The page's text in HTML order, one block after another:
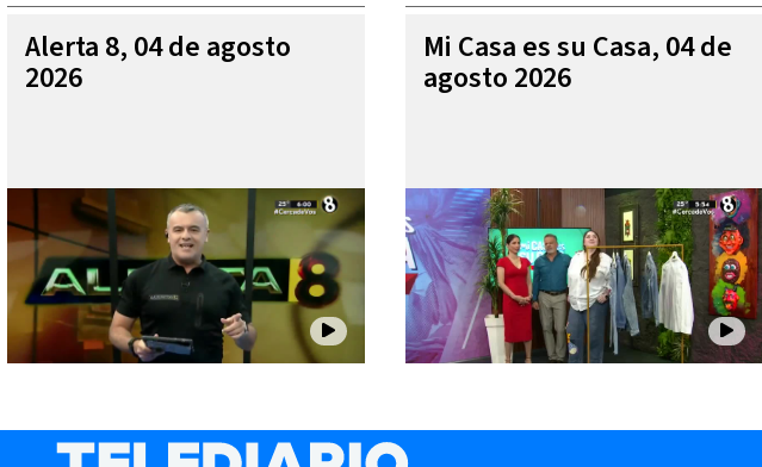
Alerta 8, 04 de agosto
2026
Mi Casa es su Casa, 04 de
agosto 2026